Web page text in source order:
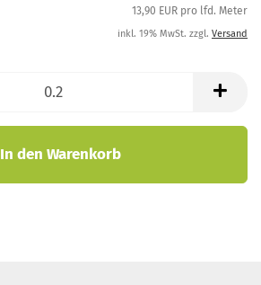
13,90 EUR pro lfd. Meter
inkl. 19% MwSt. zzgl. Versand
In den Warenkorb